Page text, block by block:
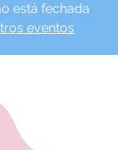
está fechada
eventos